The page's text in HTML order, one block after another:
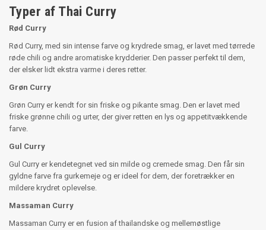
Typer af Thai Curry
Rød Curry
Rød Curry, med sin intense farve og krydrede smag, er lavet med tørrede
røde chili og andre aromatiske krydderier. Den passer perfekt til dem,
der elsker lidt ekstra varme i deres retter.
Grøn Curry
Grøn Curry er kendt for sin friske og pikante smag. Den er lavet med
friske grønne chili og urter, der giver retten en lys og appetitvækkende
farve.
Gul Curry
Gul Curry er kendetegnet ved sin milde og cremede smag. Den får sin
gyldne farve fra gurkemeje og er ideel for dem, der foretrækker en
mildere krydret oplevelse.
Massaman Curry
Massaman Curry er en fusion af thailandske og mellemøstlige